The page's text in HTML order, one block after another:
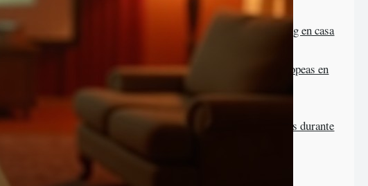
Por qué el cine en 4K está
revolucionando el streaming en casa
Preservación películas europeas en
plataformas
Interacciones redes sociales durante